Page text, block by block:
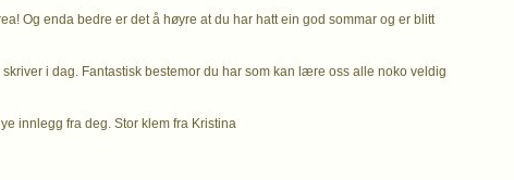
Og enda bedre er det å høyre at du har hatt ein god sommar og er blitt
i dag. Fantastisk bestemor du har som kan lære oss alle noko veldig
innlegg fra deg. Stor klem fra Kristina